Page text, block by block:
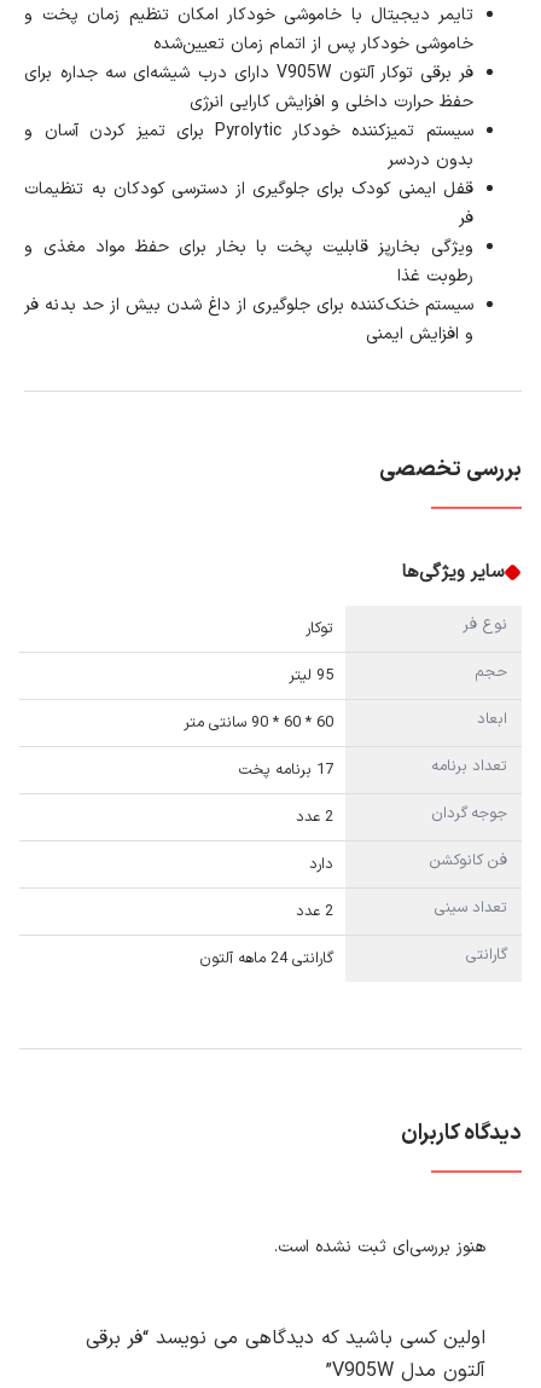
تایمر دیجیتال با خاموشی خودکار امکان تنظیم زمان پخت و
خاموشی خودکار پس از اتمام زمان تعیین‌شده
فر برقی توکار آلتون V905W دارای درب شیشه‌ای سه جداره برای
حفظ حرارت داخلی و افزایش کارایی انرژی
سیستم تمیزکننده خودکار Pyrolytic برای تمیز کردن آسان و
بدون دردسر
قفل ایمنی کودک برای جلوگیری از دسترسی کودکان به تنظیمات
فر
ویژگی بخارپز قابلیت پخت با بخار برای حفظ مواد مغذی و
رطوبت غذا
سیستم خنک‌کننده برای جلوگیری از داغ شدن بیش از حد بدنه فر
و افزایش ایمنی
بررسی تخصصی
سایر ویژگی‌ها
نوع فر
توکار
حجم
95 لیتر
ابعاد
60 * 60 * 90 سانتی متر
تعداد برنامه
17 برنامه پخت
جوجه گردان
2 عدد
فن کانوکشن
دارد
تعداد سینی
2 عدد
گارانتی
گارانتی 24 ماهه آلتون
دیدگاه کاربران
هنوز بررسی‌ای ثبت نشده است.
اولین کسی باشید که دیدگاهی می نویسد “فر برقی
آلتون مدل V905W”